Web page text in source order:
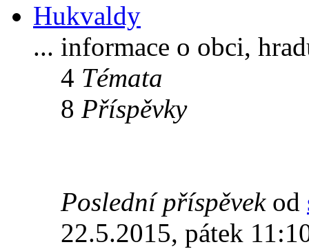
Hukvaldy
... informace o obci,
4 Témata
8 Příspěvky
Poslední příspěvekod
22.5.2015, pátek